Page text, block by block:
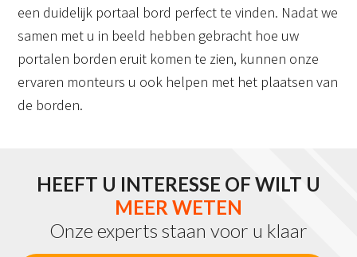
een duidelijk portaal bord perfect te vinden. Nadat we
samen met u in beeld hebben gebracht hoe uw
portalen borden eruit komen te zien, kunnen onze
ervaren monteurs u ook helpen met het plaatsen van
de borden.
HEEFT U INTERESSE OF WILT U
MEER WETEN
Onze experts staan voor u klaar